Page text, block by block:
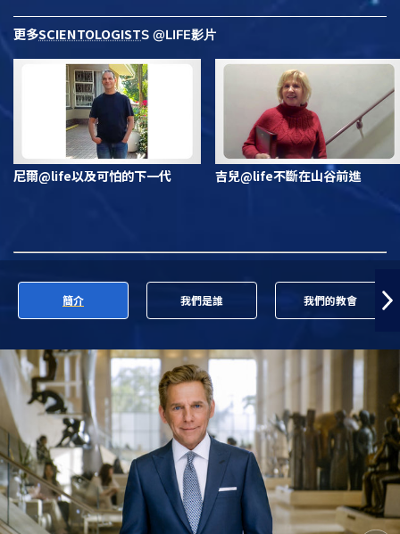
更多SCIENTOLOGISTS @LIFE影片
尼爾@life以及可怕的下一代 吉兒@life不斷在山谷前進
簡介 我們是誰 我們的教會